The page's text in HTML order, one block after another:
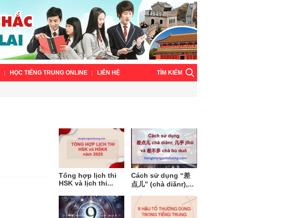
HỌC TIẾNG TRUNG ONLINE LIÊN HỆ TÌM KIẾM
Tổng hợp lịch thi
HSK và lịch thi...
Cách sử dụng “差
点儿” (chà diǎnr),...